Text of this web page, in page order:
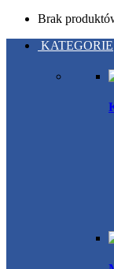
Brak
KATEGORIE